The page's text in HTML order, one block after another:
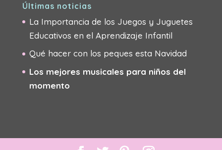
Últimas noticias
La Importancia de los Juegos y Juguetes
Educativos en el Aprendizaje Infantil
Qué hacer con los peques esta Navidad
Los mejores musicales para niños del
momento